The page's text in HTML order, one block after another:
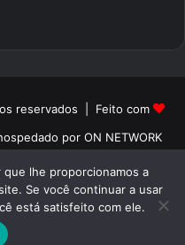
reservados | Feito com
por ON NETWORK
Politica de Privacidade
lhe proporcionamos a
Se você continuar a usar
está satisfeito com ele.